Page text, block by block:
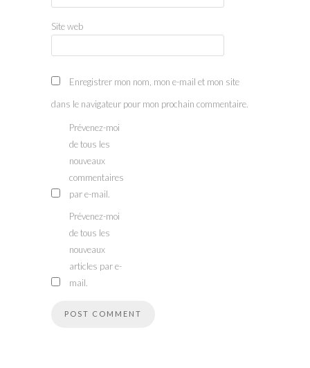
Site web
Enregistrer mon nom, mon e-mail et mon site
dans le navigateur pour mon prochain commentaire.
Prévenez-moi
de tous les
nouveaux
commentaires
par e-mail.
Prévenez-moi
de tous les
nouveaux
articles par e-
mail.